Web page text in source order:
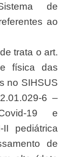
de
ao
de trata o art.
física
das
no SIHSUS
6 –
19
e
pediátrica
de